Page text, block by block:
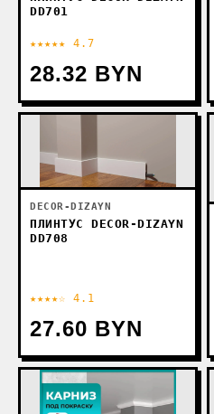
DD701
★★★★★ 4.7
28.32 BYN
DECOR-DIZAYN
ПЛИНТУС DECOR-DIZAYN
DD708
★★★★☆ 4.1
27.60 BYN